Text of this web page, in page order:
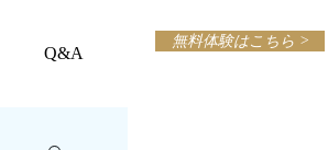
Q&A
無料体験はこちら >